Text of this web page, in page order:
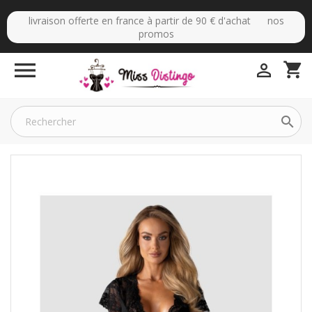
livraison offerte en france à partir de 90 € d'achat nos
promos
 shopping_cart

